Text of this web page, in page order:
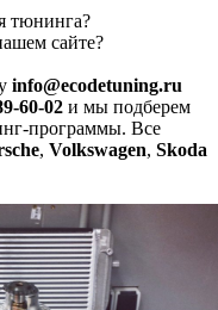
тюнинга?
сайте?
info@ecodetuning.ru
60-02 и мы подберем
программы. Все
, Volkswagen, Skoda